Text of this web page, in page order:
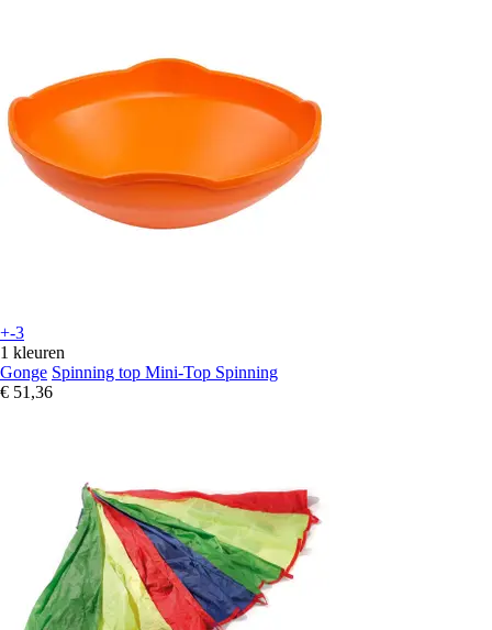
+-3
1 kleuren
Gonge Spinning top Mini-Top Spinning
€ 51,36